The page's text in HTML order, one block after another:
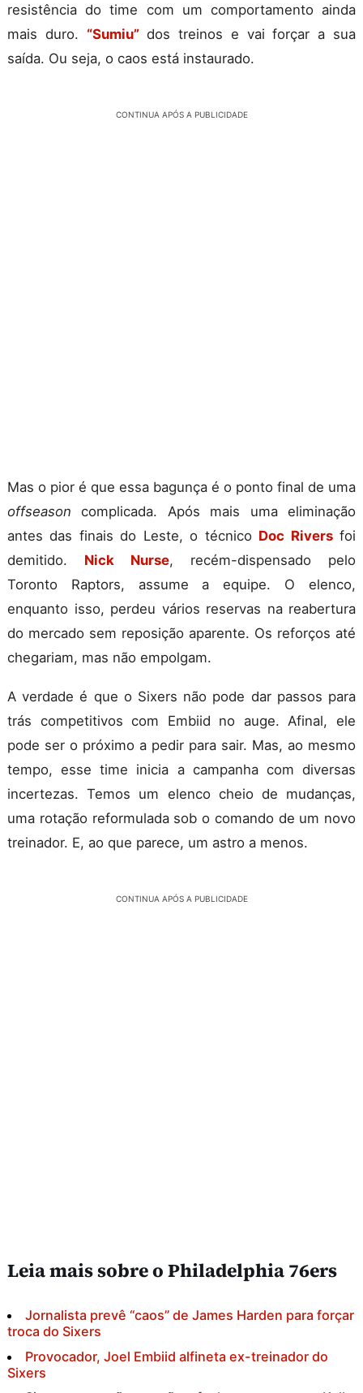
resistência do time com um comportamento ainda
mais duro. “Sumiu”dos treinos e vai forçar a sua
saída. Ou seja, o caos está instaurado.
CONTINUA APÓS A PUBLICIDADE
Mas o pior é que essa bagunça é o ponto final de uma
offseason complicada. Após mais uma eliminação
antes das finais do Leste, o técnico Doc Riversfoi
demitido. Nick Nurse, recém-dispensado pelo
Toronto Raptors, assume a equipe. O elenco,
enquanto isso, perdeu vários reservas na reabertura
do mercado sem reposição aparente. Os reforços até
chegariam, mas não empolgam.
A verdade é que o Sixers não pode dar passos para
trás competitivos com Embiid no auge. Afinal, ele
pode ser o próximo a pedir para sair. Mas, ao mesmo
tempo, esse time inicia a campanha com diversas
incertezas. Temos um elenco cheio de mudanças,
uma rotação reformulada sob o comando de um novo
treinador. E, ao que parece, um astro a menos.
CONTINUA APÓS A PUBLICIDADE
Leia mais sobre o Philadelphia 76ers
Jornalista prevê “caos” de James Harden para forçar
troca do Sixers
Provocador, Joel Embiid alfineta ex-treinador do
Sixers